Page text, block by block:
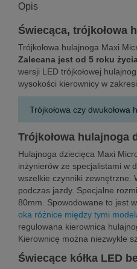
Opis
Świecąca, trójkołowa
Trójkołowa hulajnoga Maxi
Zalecana jest od 5 roku
wersji LED trójkołowej
wysokości kierownicy w
Trójkołowa czy
Trójkołowa hulajnoga
Hulajnoga dziecięca Maxi
inżynierów ze specjalistami w
wszelkie czynniki zewnętrzne.
podczas jazdy. Specjalne
80mm. Spowodowane to jest
oka różnice między tymi
regulowana kierownica
Kierownicę można niezwykle
Świecące kółka LED